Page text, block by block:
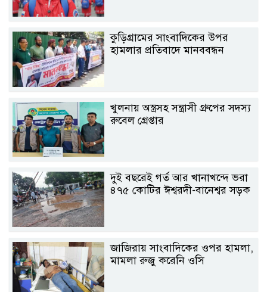
কুড়িগ্রামের সাংবাদিকের উপর
হামলার প্রতিবাদে মানববন্ধন
খুলনায় অস্ত্রসহ সন্ত্রাসী গ্রুপের সদস্য
রুবেল গ্রেপ্তার
দুই বছরেই গর্ত আর খানাখন্দে ভরা
৪৭৫ কোটির ঈশ্বরদী-বানেশ্বর সড়ক
জাজিরায় সাংবাদিকের ওপর হামলা,
মামলা রুজু করেনি ওসি